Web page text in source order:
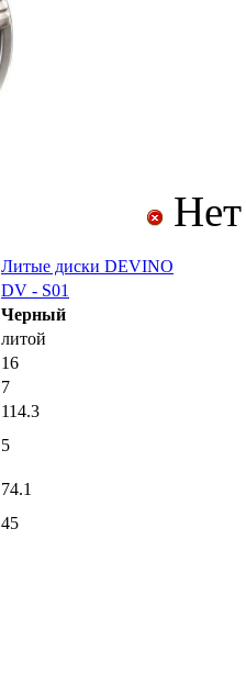
Литые диски DEVINO
DV - S01
Черный
литой
16
7
114.3
5
74.1
45